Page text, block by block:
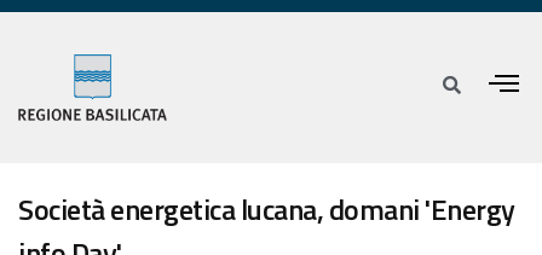
Società energetica lucana, domani 'Energy